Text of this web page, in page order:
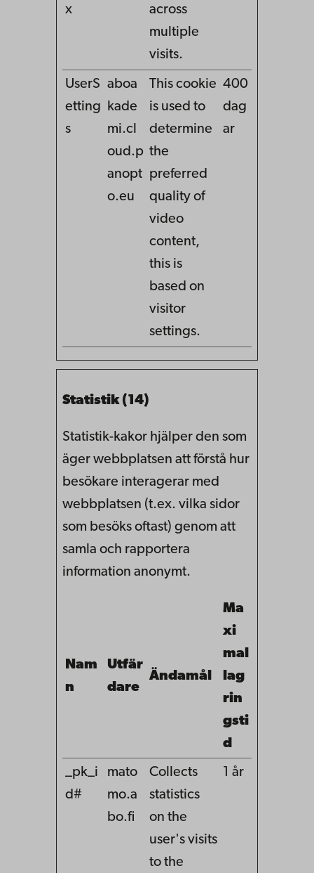
x
across
multiple
visits.
UserS
etting
s
aboa
kade
mi.cl
oud.p
anopt
o.eu
This cookie
is used to
determine
the
preferred
quality of
video
content,
this is
based on
visitor
settings.
400
dag
ar
Statistik (14)
Statistik-kakor hjälper den som
äger webbplatsen att förstå hur
besökare interagerar med
webbplatsen (t.ex. vilka sidor
som besöks oftast) genom att
samla och rapportera
information anonymt.
Nam
n
Utfär
dare
Ändamål
Ma
xi
mal
lag
rin
gsti
d
_pk_i
d#
mato
mo.a
bo.fi
Collects
statistics
on the
user's visits
to the
1 år